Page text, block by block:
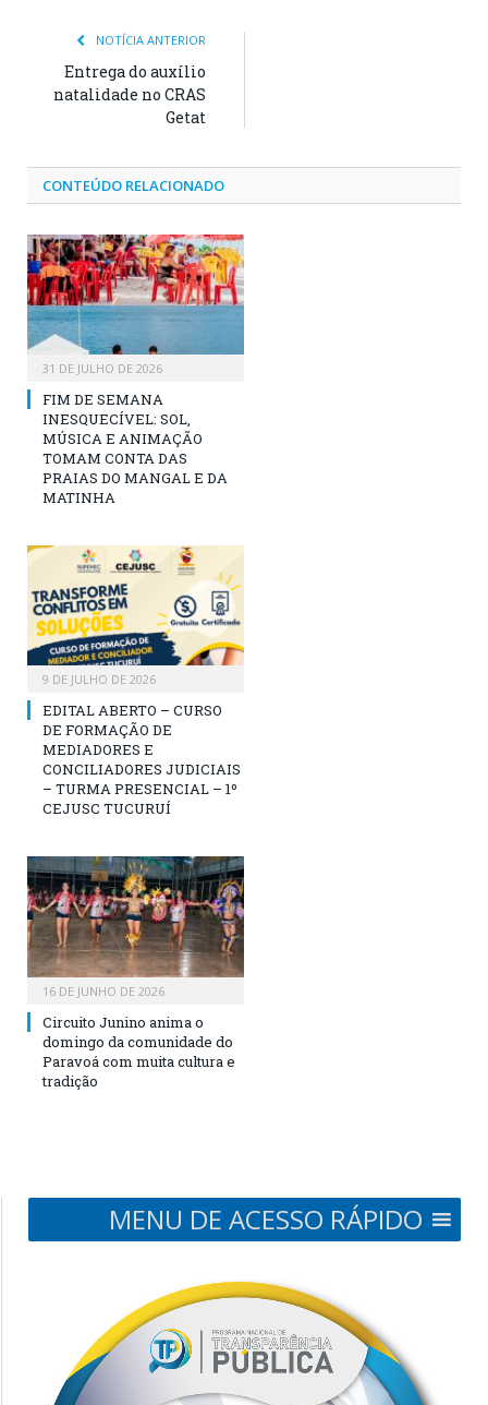
NOTÍCIA ANTERIOR
Entrega do auxílio
natalidade no CRAS
Getat
CONTEÚDO RELACIONADO
31 DE JULHO DE 2026
FIM DE SEMANA
INESQUECÍVEL: SOL,
MÚSICA E ANIMAÇÃO
TOMAM CONTA DAS
PRAIAS DO MANGAL E DA
MATINHA
9 DE JULHO DE 2026
EDITAL ABERTO – CURSO
DE FORMAÇÃO DE
MEDIADORES E
CONCILIADORES JUDICIAIS
– TURMA PRESENCIAL – 1º
CEJUSC TUCURUÍ
16 DE JUNHO DE 2026
Circuito Junino anima o
domingo da comunidade do
Paravoá com muita cultura e
tradição
MENU DE ACESSO RÁPIDO